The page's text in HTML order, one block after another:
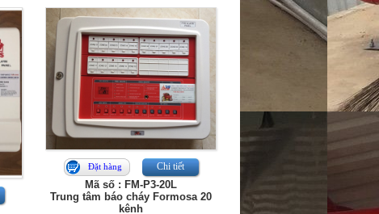
Đặt hàng Chi tiết
Mã số : FM-P3-20L
Trung tâm báo cháy Formosa 20
kênh